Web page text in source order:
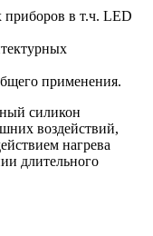
приборов в т.ч. LED
применения.
силикон
воздействий,
нагрева
длительного